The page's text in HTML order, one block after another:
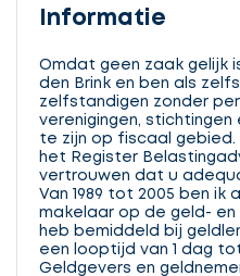
Informatie
Omdat geen zaak gelijk
den Brink en ben als
zelfstandigen zonder
verenigingen,
te zijn op fiscaal
het Register
vertrouwen dat u
Van 1989 tot 2005 ben
makelaar op de geld-
heb bemiddeld bij
een looptijd van 1 dag
Geldgevers en